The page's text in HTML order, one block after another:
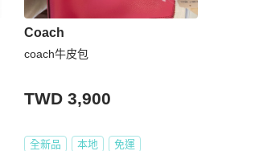
Coach
coach牛皮包
TWD 3,900
全新品 本地 免運